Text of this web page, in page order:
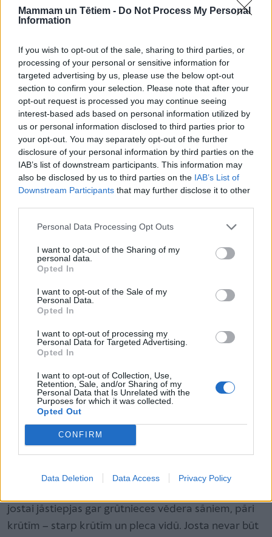
Mammam un Tētiem - Do Not Process My Personal
Information
If you wish to opt-out of the sale, sharing to third parties, or
processing of your personal or sensitive information for
targeted advertising by us, please use the below opt-out
section to confirm your selection. Please note that after your
opt-out request is processed you may continue seeing
interest-based ads based on personal information utilized by
us or personal information disclosed to third parties prior to
your opt-out. You may separately opt-out of the further
disclosure of your personal information by third parties on the
IAB’s list of downstream participants. This information may
also be disclosed by us to third parties on the IAB’s List of
Downstream Participants that may further disclose it to other
Personal Data Processing Opt Outs
I want to opt-out of the Sharing of my
personal data.
Opted In
I want to opt-out of the Sale of my
Personal Data.
Opted In
I want to opt-out of processing my
Personal Data for Targeted Advertising.
Opted In
I want to opt-out of Collection, Use,
Retention, Sale, and/or Sharing of my
Personal Data that Is Unrelated with the
Purposes for which it was collected.
Opted Out
CONFIRM
Data Deletion Data Access Privacy Policy
Grūtniecības josta palīdz novietot automašīnas
klēpja daļas jostu zem grūtnieces vēdera pareizā
augstumā, lai netraumētu sievieti un bērniņu!
------------------------------------
Reklāmas informācija
Šāda josta palīdz novietot automašīnas oriģinālās
drošības jostas gurnu jostu zem augošā vēdera
pareizā un drošā augstumā – uz gurniem. Tā tiek
nodrošināts, ka straujas bremzēšanas vai sadursmes
gurnu kaulu augstumā, tādējādi sadalot radīto
spiedienu pa gurnu kauliem.
Tā rezultatā no spiediena tiek aizsargāts
vēders, placenta un vēl nedzimušais bērniņš.
Savā pētījumā “Folksam” ievēroja arī nepareizu
jostai jāstiepjas gar grūtnieces vēdera sāniem, pāri
krūtīm – starp krūtīm un pleca vidū. Josta nevar būt